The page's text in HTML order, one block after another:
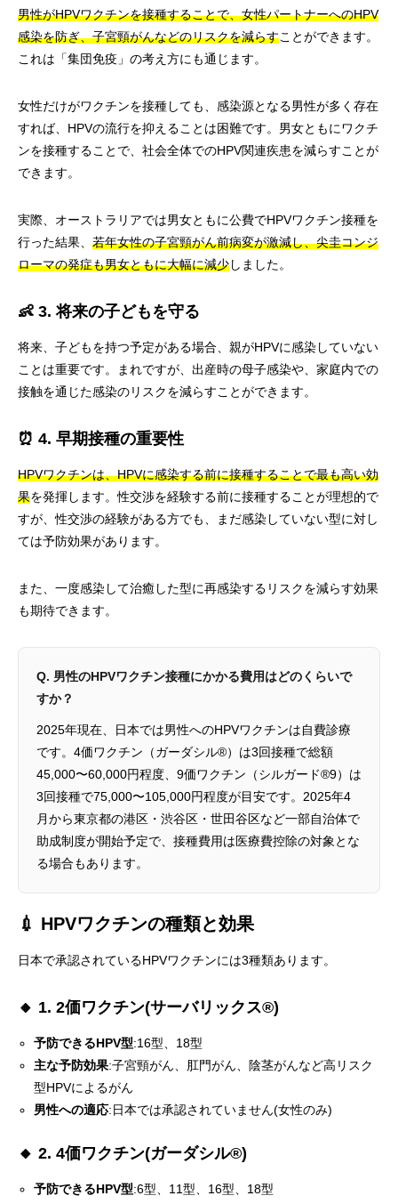
男性がHPVワクチンを接種することで、女性パートナーへのHPV
感染を防ぎ、子宮頸がんなどのリスクを減らすことができます。
これは「集団免疫」の考え方にも通じます。
女性だけがワクチンを接種しても、感染源となる男性が多く存在
すれば、HPVの流行を抑えることは困難です。男女ともにワクチ
ンを接種することで、社会全体でのHPV関連疾患を減らすことが
できます。
実際、オーストラリアでは男女ともに公費でHPVワクチン接種を
行った結果、 若年女性の子宮頸がん前病変が激減し、尖圭コンジ
ローマの発症も男女ともに大幅に減少しました。
👶 3. 将来の子どもを守る
将来、子どもを持つ予定がある場合、親がHPVに感染していない
ことは重要です。まれですが、出産時の母子感染や、家庭内での
接触を通じた感染のリスクを減らすことができます。
⏰ 4. 早期接種の重要性
HPVワクチンは、HPVに感染する前に接種することで最も高い効
果を発揮します。性交渉を経験する前に接種することが理想的で
すが、性交渉の経験がある方でも、まだ感染していない型に対し
ては予防効果があります。
また、一度感染して治癒した型に再感染するリスクを減らす効果
も期待できます。
Q. 男性のHPVワクチン接種にかかる費用はどのくらいで
すか？
2025年現在、日本では男性へのHPVワクチンは自費診療
です。4価ワクチン（ガーダシル®）は3回接種で総額
45,000〜60,000円程度、9価ワクチン（シルガード®9）は
3回接種で75,000〜105,000円程度が目安です。2025年4
月から東京都の港区・渋谷区・世田谷区など一部自治体で
助成制度が開始予定で、接種費用は医療費控除の対象とな
る場合もあります。
💉 HPVワクチンの種類と効果
日本で承認されているHPVワクチンには3種類あります。
🔸 1. 2価ワクチン(サーバリックス®)
予防できるHPV型:16型、18型
主な予防効果:子宮頸がん、肛門がん、陰茎がんなど高リスク
型HPVによるがん
男性への適応:日本では承認されていません(女性のみ)
🔸 2. 4価ワクチン(ガーダシル®)
予防できるHPV型:6型、11型、16型、18型